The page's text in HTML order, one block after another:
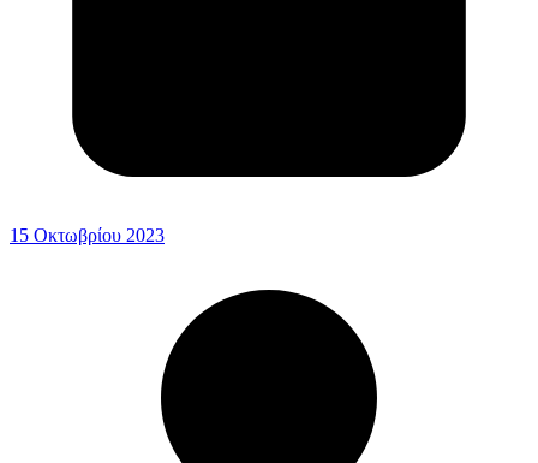
15 Οκτωβρίου 2023